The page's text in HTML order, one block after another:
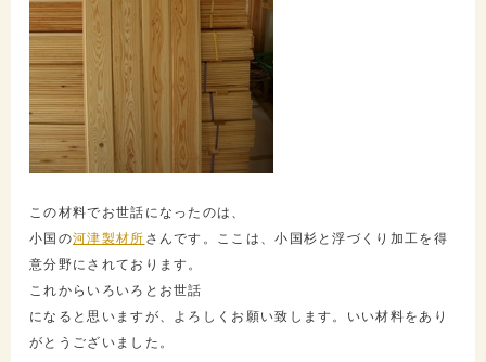
この材料でお世話になったのは、
小国の河津製材所 さんです。ここは、小国杉と浮づくり加工を得
意分野にされております。
これからいろいろとお世話
になると思いますが、よろしくお願い致します。いい材料をあり
がとうございました。